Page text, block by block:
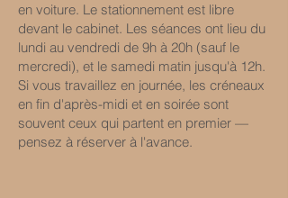
en voiture. Le stationnement est libre
devant le cabinet. Les séances ont lieu du
lundi au vendredi de 9h à 20h (sauf le
mercredi), et le samedi matin jusqu'à 12h.
Si vous travaillez en journée, les créneaux
en fin d'après-midi et en soirée sont
souvent ceux qui partent en premier —
pensez à réserver à l'avance.